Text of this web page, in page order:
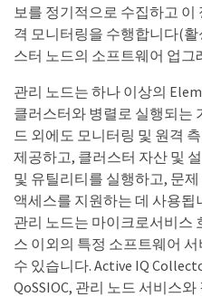
보를 정기적으로 수집하고 이
격 모니터링을 수행합니다(
스터 노드의 소프트웨어 업그
관리 노드는 하나 이상의
클러스터와 병렬로 실행되는
드 외에도 모니터링 및 원격
제공하고, 클러스터 자산 및
및 유틸리티를 실행하고, 문
액세스를 지원하는 데 사용됩
관리 노드는 마이크로서비스
스 이외의 특정 소프트웨어
수 있습니다. Active IQ
QoSSIOC, 관리 노드 서비스